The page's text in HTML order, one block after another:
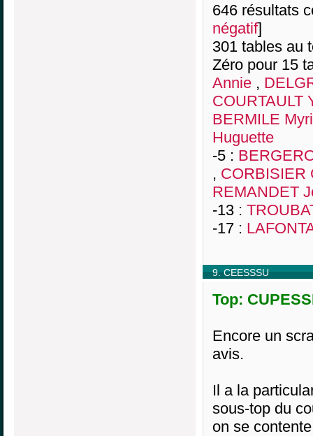
646 résultats
négatif]
301 tables au
Zéro pour 15
Annie ,
COURTAULT
BERMILE
Huguette
-5 :
, CORBISIER
REMANDET
-13 :
-17 :
9. CEESSSU
Top:
Encore un
avis.
Il a la
sous-top du
on se